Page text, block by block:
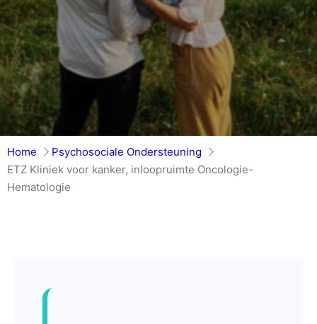
Home
Psychosociale Ondersteuning
ETZ Kliniek voor kanker, inloopruimte Oncologie-
Hematologie